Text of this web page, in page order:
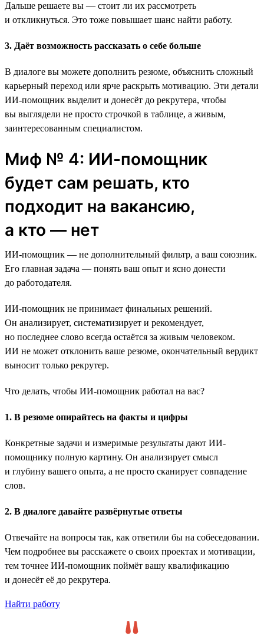
Дальше решаете вы — стоит ли их рассмотреть
и откликнуться. Это тоже повышает шанс найти работу.
3. Даёт возможность рассказать о себе больше
В диалоге вы можете дополнить резюме, объяснить сложный
карьерный переход или ярче раскрыть мотивацию. Эти детали
ИИ-помощник выделит и донесёт до рекрутера, чтобы
вы выглядели не просто строчкой в таблице, а живым,
заинтересованным специалистом.
Миф № 4: ИИ-помощник
будет сам решать, кто
подходит на вакансию,
а кто — нет
ИИ-помощник — не дополнительный фильтр, а ваш союзник.
Его главная задача — понять ваш опыт и ясно донести
до работодателя.
ИИ-помощник не принимает финальных решений.
Он анализирует, систематизирует и рекомендует,
но последнее слово всегда остаётся за живым человеком.
ИИ не может отклонить ваше резюме, окончательный вердикт
выносит только рекрутер.
Что делать, чтобы ИИ-помощник работал на вас?
1. В резюме опирайтесь на факты и цифры
Конкретные задачи и измеримые результаты дают ИИ-
помощнику полную картину. Он анализирует смысл
и глубину вашего опыта, а не просто сканирует совпадение
слов.
2. В диалоге давайте развёрнутые ответы
Отвечайте на вопросы так, как ответили бы на собеседовании.
Чем подробнее вы расскажете о своих проектах и мотивации,
тем точнее ИИ-помощник поймёт вашу квалификацию
и донесёт её до рекрутера.
Найти работу